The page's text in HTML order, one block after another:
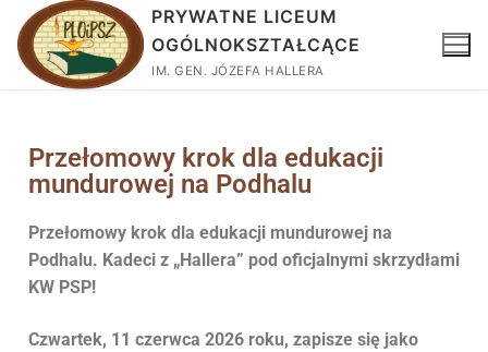
PRYWATNE LICEUM
OGÓLNOKSZTAŁCĄCE
IM. GEN. JÓZEFA HALLERA
Przełomowy krok dla edukacji
mundurowej na Podhalu
Przełomowy krok dla edukacji mundurowej na
Podhalu. Kadeci z „Hallera” pod oficjalnymi skrzydłami
KW PSP!
Czwartek, 11 czerwca 2026 roku, zapisze się jako